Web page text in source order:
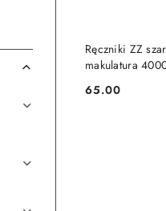
Ręczniki ZZ
makulatura
Cena:
65.00
DO